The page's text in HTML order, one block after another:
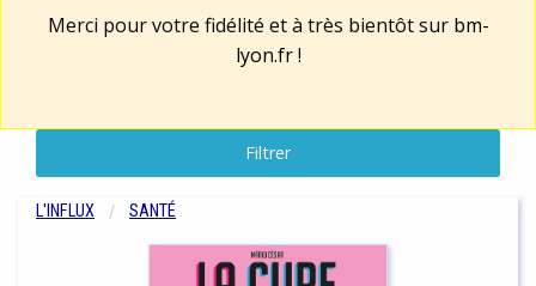
Merci pour votre fidélité et à très bientôt sur bm-
lyon.fr!
Filtrer
L'INFLUX SANTÉ